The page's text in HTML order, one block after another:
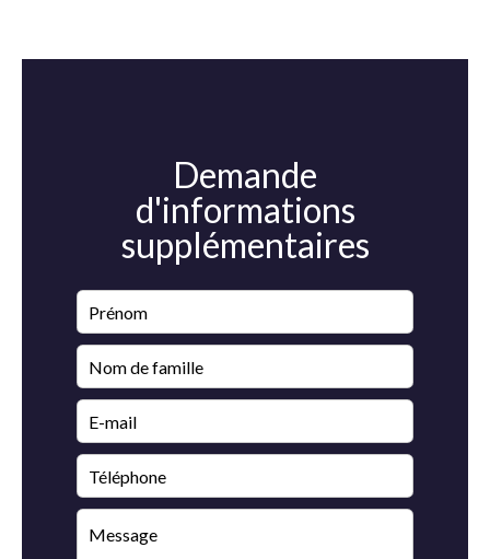
Demande
d'informations
supplémentaires